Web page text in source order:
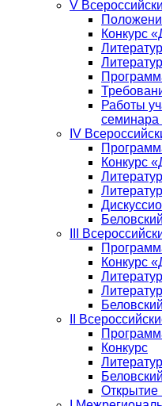
V
Конкурс
Работы
семинара
IV
Конкурс
III
Конкурс
II
Конкурс